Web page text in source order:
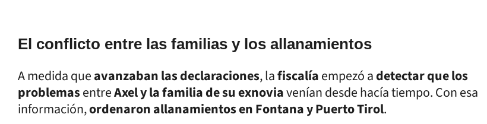
El conflicto entre las familias y los allanamientos
A medida queavanzaban las declaraciones, lafiscalíaempezó adetectar que los
problemasentreAxel y la familia de su exnoviavenían desde hacía tiempo. Con esa
información,ordenaron allanamientos en Fontana y Puerto Tirol.